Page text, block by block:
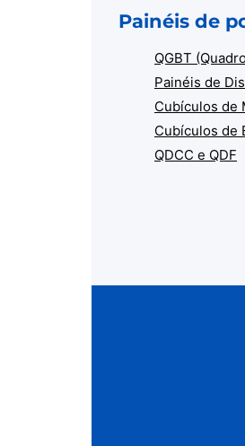
Painéis de
QGBT
Painéis de
Cubículos de
Cubículos de
QDCC e QDF